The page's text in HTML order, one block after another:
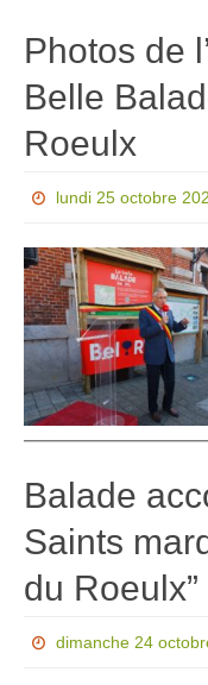
Photos de
Belle
Roeulx
lundi 25 octobre
Balade
Saints
du
dimanche 24